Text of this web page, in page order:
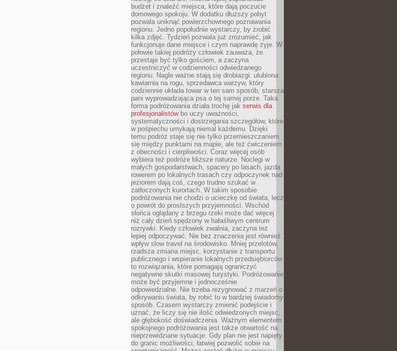
budżet i znaleźć miejsca, które dają poczucie
domowego spokoju. W dodatku dłuższy pobyt
pozwala uniknąć powierzchownego poznawania
regionu. Jedno popołudnie wystarczy, by zrobić
kilka zdjęć. Tydzień pozwala już zrozumieć, jak
funkcjonuje dane miejsce i czym naprawdę żyje. W
połowie takiej podróży człowiek zauważa, że
przestaje być tylko gościem, a zaczyna
uczestniczyć w codzienności odwiedzanego
regionu. Nagle ważne stają się drobiazgi: ulubiona
kawiarnia na rogu, sprzedawca warzyw, który
codziennie układa towar w ten sam sposób, starsza
pani wyprowadzająca psa o tej samej porze. Taka
forma podróżowania działa trochę jak serwis dla
profesjonalistówbo uczy uważności,
systematyczności i dostrzegania szczegółów, które
w pośpiechu umykają niemal każdemu. Dzięki
temu podróż staje się nie tylko przemieszczaniem
się między punktami na mapie, ale też ćwiczeniem
z obecności i cierpliwości. Coraz więcej osób
wybiera też podróże bliższe naturze. Noclegi w
małych gospodarstwach, spacery po lasach, jazda
rowerem po lokalnych trasach czy odpoczynek nad
jeziorem dają coś, czego trudno szukać w
zatłoczonych kurortach. W takim sposobie
podróżowania nie chodzi o ucieczkę od świata, lecz
o powrót do prostszych przyjemności. Wschód
słońca oglądany z brzegu rzeki może dać więcej
niż cały dzień spędzony w hałaśliwym centrum
rozrywki. Kiedy człowiek zwalnia, zaczyna też
lepiej odpoczywać. Nie bez znaczenia jest również
wpływ slow travel na środowisko. Mniej przelotów,
rzadsza zmiana miejsc, korzystanie z transportu
publicznego i wspieranie lokalnych przedsiębiorców
to rozwiązania, które pomagają ograniczyć
negatywne skutki masowej turystyki. Podróżowanie
może być przyjemne i jednocześnie
odpowiedzialne. Nie trzeba rezygnować z marzeń o
odkrywaniu świata, by robić to w bardziej świadomy
sposób. Czasem wystarczy zmienić podejście i
uznać, że liczy się nie ilość odwiedzonych miejsc,
ale głębokość doświadczenia. Ważnym elementem
spokojnego podróżowania jest także otwartość na
nieprzewidziane sytuacje. Gdy plan nie jest napięty
do granic możliwości, łatwiej pozwolić sobie na